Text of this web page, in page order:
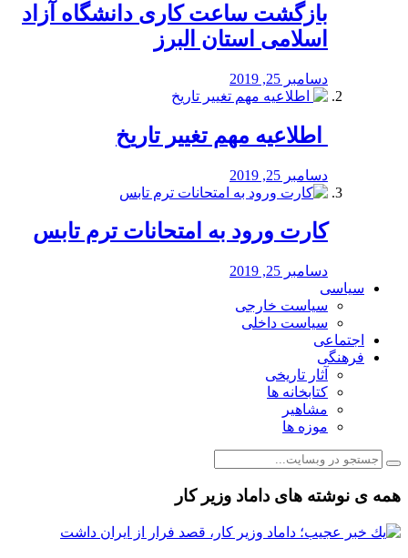
بازگشت ساعت کاری دانشگاه آزاد
اسلامی استان البرز
دسامبر 25, 2019
️ اطلاعیه مهم تغییر تاریخ
دسامبر 25, 2019
کارت ورود به امتحانات ترم تابس
دسامبر 25, 2019
سیاسی
سیاست خارجی
سیاست داخلی
اجتماعی
فرهنگی
آثار تاریخی
کتابخانه ها
مشاهیر
موزه ها
همه ی نوشته های داماد وزیر کار